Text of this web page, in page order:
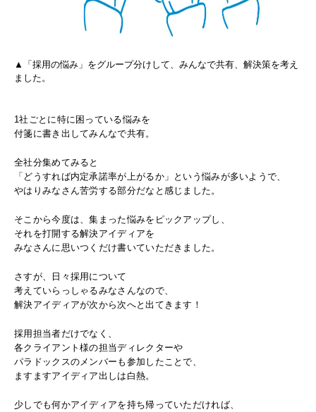
▲「採用の悩み」をグループ分けして、みんなで共有、解決策を考え
ました。
1社ごとに特に困っている悩みを
付箋に書き出してみんなで共有。
全社分集めてみると
「どうすれば内定承諾率が上がるか」という悩みが多いようで、
やはりみなさん苦労する部分だなと感じました。
そこから今度は、集まった悩みをピックアップし、
それを打開する解決アイディアを
みなさんに思いつくだけ書いていただきました。
さすが、日々採用について
考えていらっしゃるみなさんなので、
解決アイディアが次から次へと出てきます！
採用担当者だけでなく、
各クライアント様の担当ディレクターや
パラドックスのメンバーも参加したことで、
ますますアイディア出しは白熱。
少しでも何かアイディアを持ち帰っていただければ、